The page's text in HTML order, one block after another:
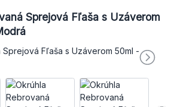
Sprejová Fľaša s Uzáverom